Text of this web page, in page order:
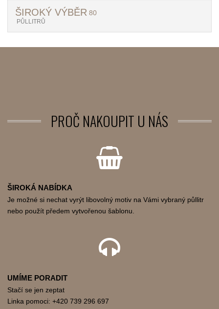
ŠIROKÝ VÝBĚR 80
PŮLLITRŮ
PROČ NAKOUPIT U NÁS
ŠIROKÁ NABÍDKA
Je možné si nechat vyrýt libovolný motiv na Vámi vybraný půllitr
nebo použít předem vytvořenou šablonu.
UMÍME PORADIT
Stačí se jen zeptat
Linka pomoci: +420 739 296 697